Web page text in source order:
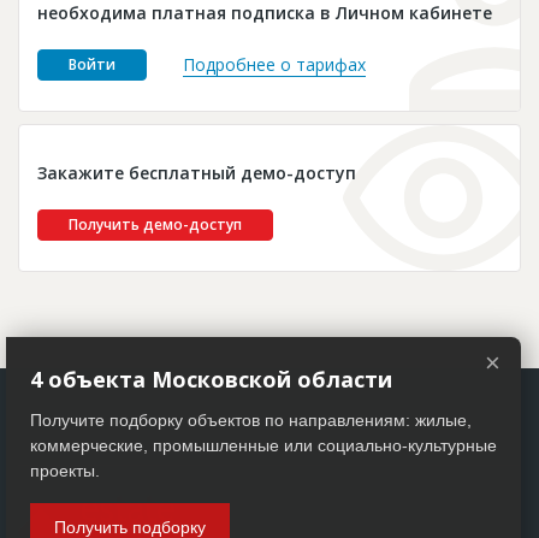
Платные услуги
Пресс-релизы
необходима платная подписка в Личном кабинете
Войти Подробнее о тарифах
Закажите бесплатный демо-доступ
Получить демо-доступ
×
4 объекта Московской области
Получите подборку объектов по направлениям: жилые,
коммерческие, промышленные или социально-культурные
проекты.
Получить подборку